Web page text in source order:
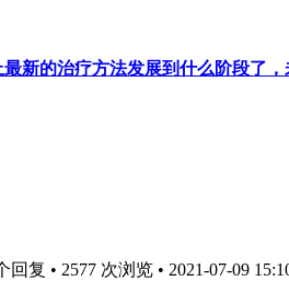
新的治疗方法发展到什么阶段了
复 • 2577 次浏览 • 2021-07-09